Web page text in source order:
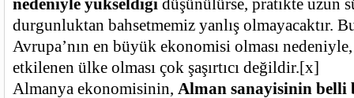
nedeniyle yükseldiği düşünülürse, pratikte uzun
durgunluktan bahsetmemiz yanlış olmayacaktır.
Avrupa’nın en büyük ekonomisi olması
etkilenen ülke olması çok şaşırtıcı değildir.[x]
Almanya ekonomisinin, Alman sanayisinin belli